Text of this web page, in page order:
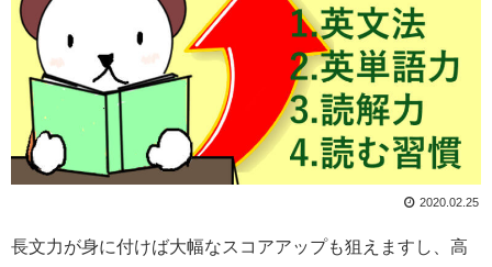
2020.02.25
長文力が身に付けば大幅なスコアアップも狙えますし、高